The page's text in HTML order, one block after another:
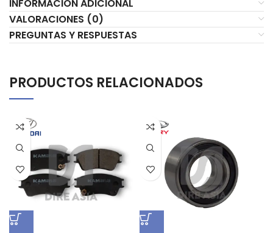
INFORMACIÓN ADICIONAL
VALORACIONES (0)
PREGUNTAS Y RESPUESTAS
PRODUCTOS RELACIONADOS